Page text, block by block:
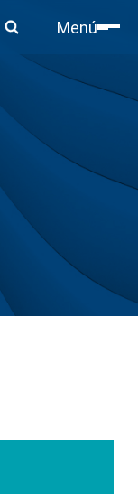
Menú
Cerrar